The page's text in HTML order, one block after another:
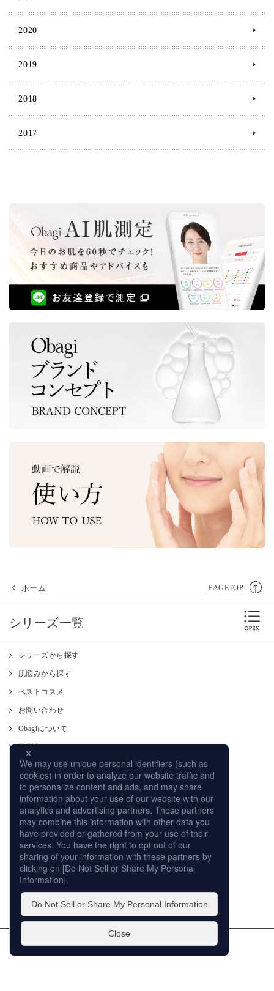
2020
2019
2018
2017
ホーム PAGETOP
シリーズ一覧
シリーズから探す
肌悩みから探す
ベストコスメ
お問い合わせ
Obagiについて
肌測定
使い方
CM
オンラインストア
取り扱い店舗
サイトマップ
プライバシーポリシー
個人情報の取扱いについて
このサイトの利用について
販売店への取り組み